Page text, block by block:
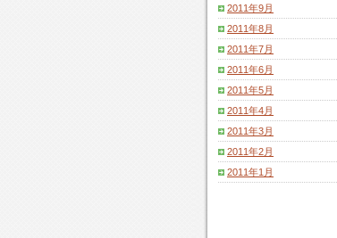
2011年9月
2011年8月
2011年7月
2011年6月
2011年5月
2011年4月
2011年3月
2011年2月
2011年1月